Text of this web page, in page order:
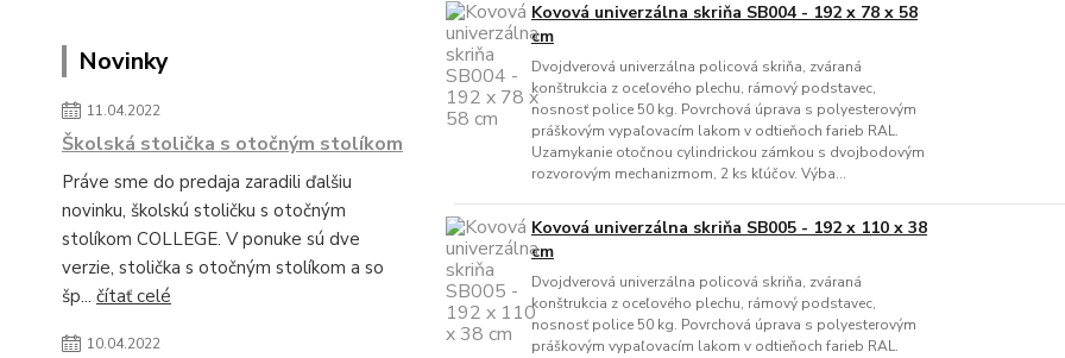
Novinky
11.04.2022
Školská stolička s otočným stolíkom
Práve sme do predaja zaradili ďalšiu
novinku, školskú stoličku s otočným
stolíkom COLLEGE. V ponuke sú dve
verzie, stolička s otočným stolíkom a so
šp... čítať celé
10.04.2022
Kovová univerzálna skriňa SB004 - 192 x 78 x 58
cm
Dvojdverová univerzálna policová skriňa, zváraná
konštrukcia z oceľového plechu, rámový podstavec,
nosnosť police 50 kg. Povrchová úprava s polyesterovým
práškovým vypaľovacím lakom v odtieňoch farieb RAL.
Uzamykanie otočnou cylindrickou zámkou s dvojbodovým
rozvorovým mechanizmom, 2 ks kľúčov. Výba...
Kovová univerzálna skriňa SB005 - 192 x 110 x 38
cm
Dvojdverová univerzálna policová skriňa, zváraná
konštrukcia z oceľového plechu, rámový podstavec,
nosnosť police 50 kg. Povrchová úprava s polyesterovým
práškovým vypaľovacím lakom v odtieňoch farieb RAL.